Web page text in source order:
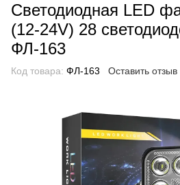
Светодиодная LED
(12-24V) 28
ФЛ-163
Код товара: ФЛ-163 Оставить отзыв